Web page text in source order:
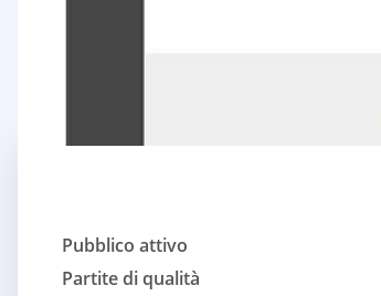
Pubblico attivo
Partite di qualità